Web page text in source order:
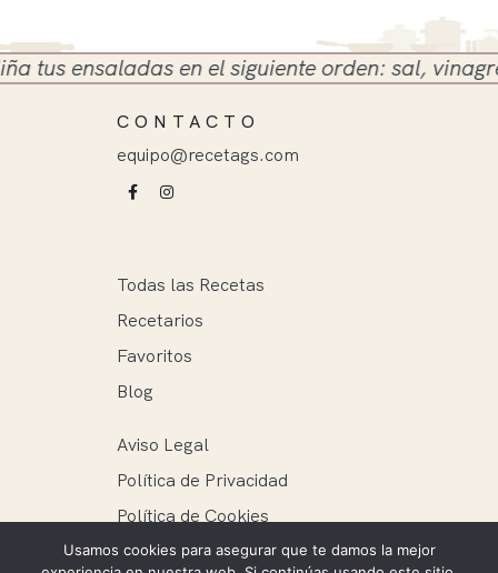
ensaladas en el siguiente orden: sal, vinagre y
CONTACTO
equipo@recetags.com
Todas las Recetas
Recetarios
Favoritos
Blog
Aviso Legal
Política de Privacidad
Política de Cookies
Usamos cookies para asegurar que te damos la mejor